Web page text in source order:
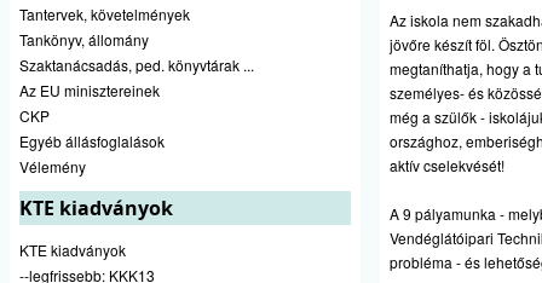
Tantervek, követelmények
Tankönyv, állomány
Szaktanácsadás, ped. könyvtárak ...
Az EU minisztereinek
CKP
Egyéb állásfoglalások
Vélemény
KTE kiadványok
KTE kiadványok
--legfrissebb: KKK13
Az iskola nem
jövőre készít föl.
megtaníthatja, hogy a
személyes- és
még a szülők -
országhoz,
aktív cselekvését!
A 9 pályamunka -
Vendéglátóipari
probléma - és